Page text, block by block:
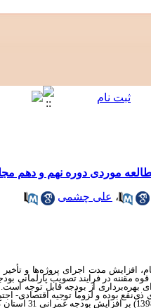
مطالعه موردی دوره نهم و دهم
، علی چشمی
مدت اجرای پروژه‌ها و تأخیر در
مقننه در فرایند تصویب پارلمانی
بهره‌برداری از بودجه قابل توجه است.
بوده و لزوماً توجیه اقتصادی-
بررسی اثرگذاری مؤلفه‌های